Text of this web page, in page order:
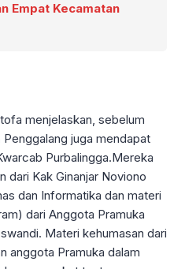
Empat Kecamatan
menjelaskan, sebelum
juga mendapat
Purbalingga.Mereka
dari Kak Ginanjar Noviono
dan Informatika dan materi
dari Anggota Pramuka
Materi kehumasan dari
anggota Pramuka dalam